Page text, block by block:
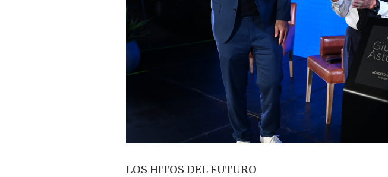
LOS HITOS DEL FUTURO